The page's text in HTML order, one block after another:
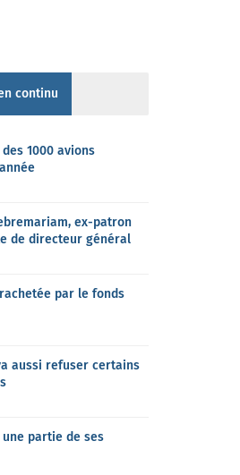
continu
1000 avions
ex-patron
de directeur général
par le fonds
aussi refuser certains
partie de ses